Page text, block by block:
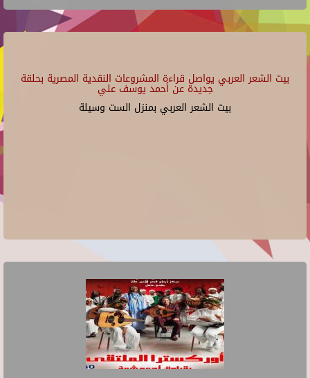
بيت الشعر العربي يواصل قراءة المشروعات النقدية المصرية بحلقة
جديدة عن أحمد يوسف علي
بيت الشعر العربي بمنزل الست وسيلة